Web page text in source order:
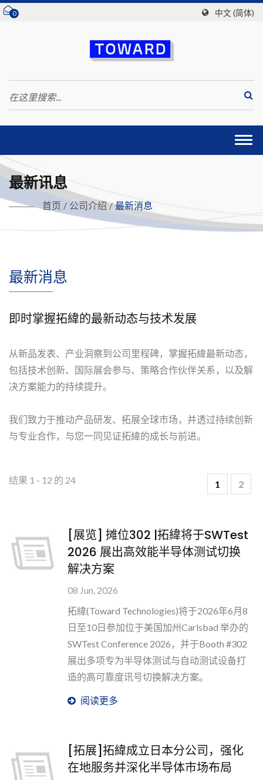
0 中文 (简体)
最新讯息
首页 / 公司介绍 / 最新消息
最新消息
即时掌握拓緯的最新动态与技术发展
从新品发表、产业洞察到公司里程碑，掌握拓緯最新动态，
包括技术创新、国际展会参与、策略合作伙伴关系，以及解
决方案能力的持续提升。
我们致力于推动产品研发、拓展全球市场，并透过持续创新
与专业合作，与您一同见证拓緯的成长与前进。
结果 1 - 12 的 24 1 2
[展览] 摊位302 |拓緯将于SWTest
2026 展出高效能半导体测试切换
解决方案
08 Jun, 2026
拓緯(Toward Technologies)将于2026年6月8
日至10日参加位于美国加州Carlsbad 举办的
SWTest Conference 2026，并于Booth #302
展出多项专为半导体测试与自动测试设备打
造的高可靠度讯号切换解决方案。
阅读更多
[拓展]拓緯成立日本分公司，强化
在地服务并深化半导体市场布局